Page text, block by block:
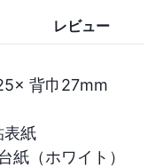
レビュー
背巾27mm
表紙
紙（ホワイト）